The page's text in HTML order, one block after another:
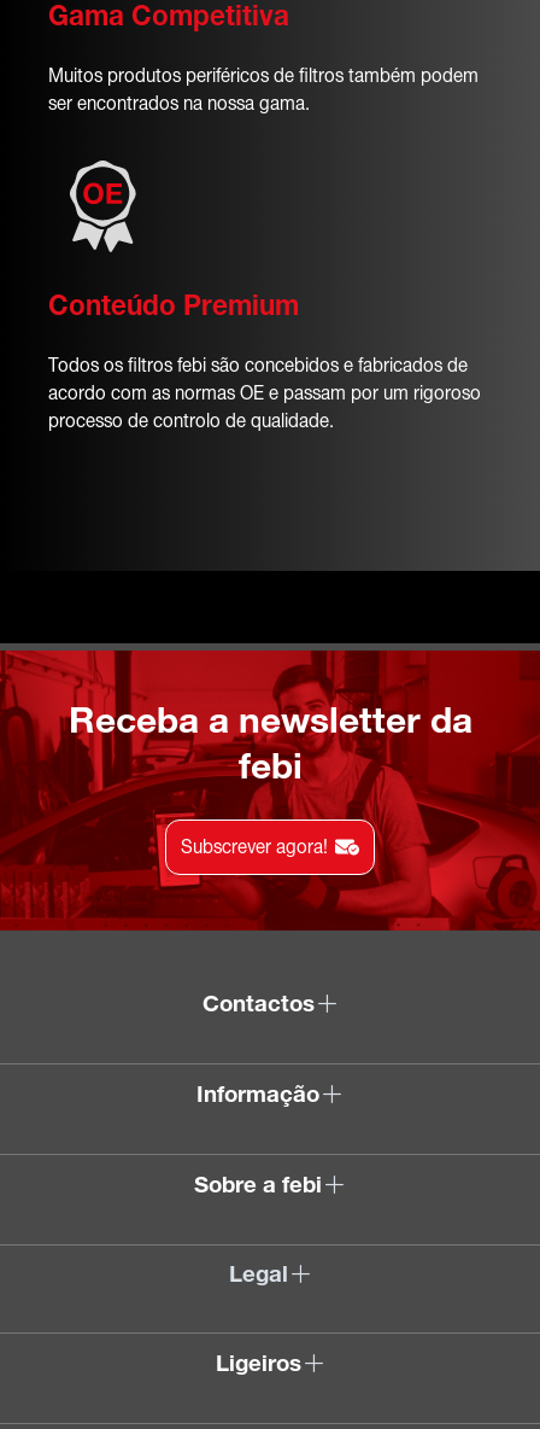
Gama Competitiva
Muitos produtos periféricos de filtros também podem
ser encontrados na nossa gama.
Conteúdo Premium
Todos os filtros febi são concebidos e fabricados de
acordo com as normas OE e passam por um rigoroso
processo de controlo de qualidade.
Receba a newsletter da
febi
Subscrever agora!
Contactos
Informação
Sobre a febi
Legal
Ligeiros